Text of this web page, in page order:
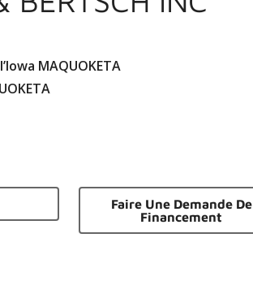
MAQUOKETA
Faire Une Demande De
Financement